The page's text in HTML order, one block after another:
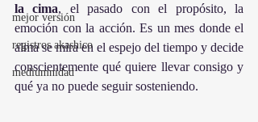
mejor versión
registros akashico
mediumnidad
la cima, el pasado con el propósito, la
emoción con la acción. Es un mes donde el
alma se mira en el espejo del tiempo y decide
conscientemente qué quiere llevar consigo y
qué ya no puede seguir sosteniendo.